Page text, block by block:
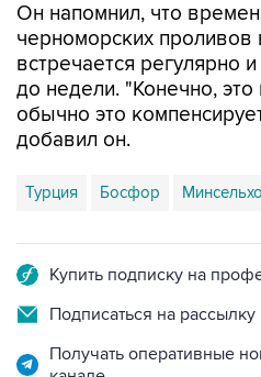
Он напомнил, что
черноморских
встречается регулярно
до недели. "Конечно,
обычно это
добавил он.
Турция Босфор
Купить подписку на
Подписаться на
Получать оперативные